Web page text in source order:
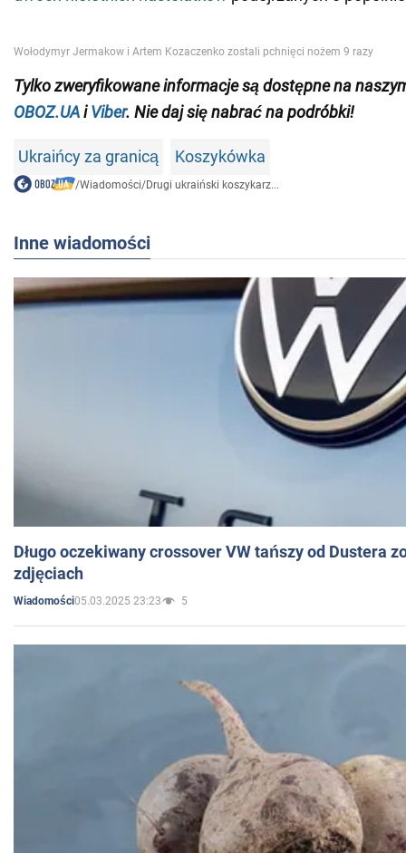
Tylkozweryfikowane informacje są dostępne na
OBOZ.UAiViber. Nie daj się nabrać na podróbki!
Ukraińcy za granicą Koszykówka
/Wiadomości/Drugi ukraiński koszykarz...
Inne wiadomości
Długo oczekiwany crossover VW tańszy od Dustera
zdjęciach
Wiadomości05.03.2025 23:23 5